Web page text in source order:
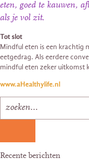
eten, goed te kauwen,
als je vol zit.
Tot slot
Mindful eten is een krachtig
eetgedrag. Als eerdere
mindful eten zeker uitkomst
www.aHealthylife.nl
Recente berichten